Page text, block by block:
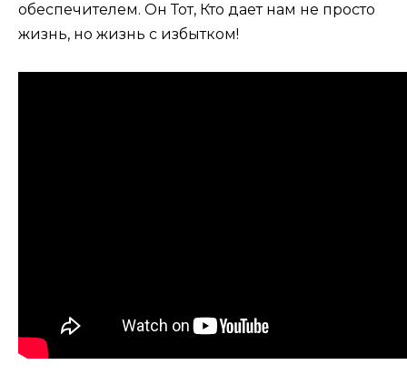
обеспечителем. Он Тот, Кто дает нам не просто
жизнь, но жизнь с избытком!